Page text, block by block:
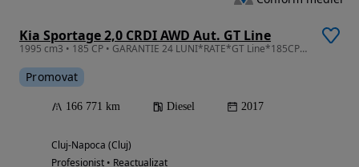
Kia Sportage 2,0 CRDI AWD Aut. GT Line
1995 cm3 • 185 CP • GARANTIE 24 LUNI*RATE*GT Line*185CP*4x4*Automata*Piele*Ventilatie*Full
Promovat
166 771 km Diesel 2017
Cluj-Napoca (Cluj)
Profesionist • Reactualizat